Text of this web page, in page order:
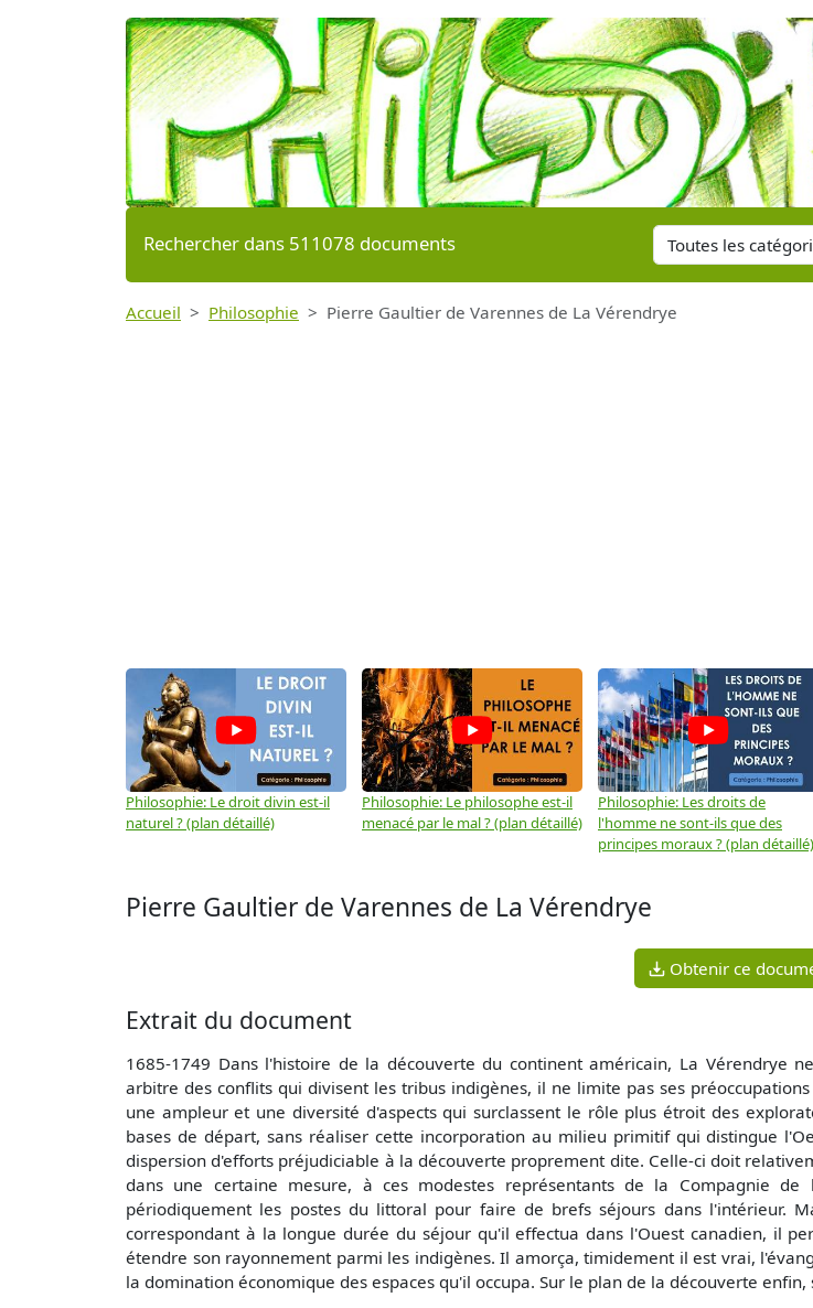
Rechercher dans 511078 documents
Accueil Philosophie Pierre Gaultier de Varennes de La Vérendrye
Philosophie: Le droit divin est-il
naturel ? (plan détaillé)
Philosophie: Le philosophe est-il
menacé par le mal ? (plan détaillé)
Philosophie: Les droits de
l'homme ne sont-ils que des
principes moraux ? (plan détaillé)
Pierre Gaultier de Varennes de La Vérendrye
Obtenir ce
Extrait du document
1685-1749 Dans l'histoire de la découverte du continent américain, La Vérendrye
arbitre des conflits qui divisent les tribus indigènes, il ne limite pas ses
une ampleur et une diversité d'aspects qui surclassent le rôle plus étroit des
bases de départ, sans réaliser cette incorporation au milieu primitif qui distingue
dispersion d'efforts préjudiciable à la découverte proprement dite. Celle-ci doit
dans une certaine mesure, à ces modestes représentants de la Compagnie
périodiquement les postes du littoral pour faire de brefs séjours dans l'intérieur.
correspondant à la longue durée du séjour qu'il effectua dans l'Ouest canadien, il
étendre son rayonnement parmi les indigènes. Il amorça, timidement il est vrai,
la domination économique des espaces qu'il occupa. Sur le plan de la découverte